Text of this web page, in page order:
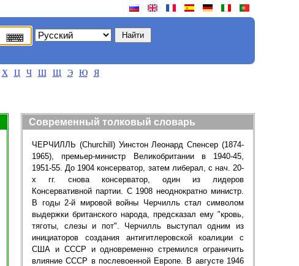
Х Ц Ч Ш Щ Э Ю Я
Современный толковый словарь
ЧЕРЧИЛЛЬ (Churchill) Уинстон Леонард Спенсер (1874-
1965), премьер-министр Великобритании в 1940-45,
1951-55. До 1904 консерватор, затем либерал, с нач. 20-
х гг. снова консерватор, один из лидеров
Консервативной партии. С 1908 неоднократно министр.
В годы 2-й мировой войны Черчилль стал символом
выдержки британского народа, предсказал ему "кровь,
тяготы, слезы и пот". Черчилль выступал одним из
инициаторов создания антигитлеровской коалиции с
США и СССР и одновременно стремился ограничить
влияние СССР в послевоенной Европе. В августе 1946